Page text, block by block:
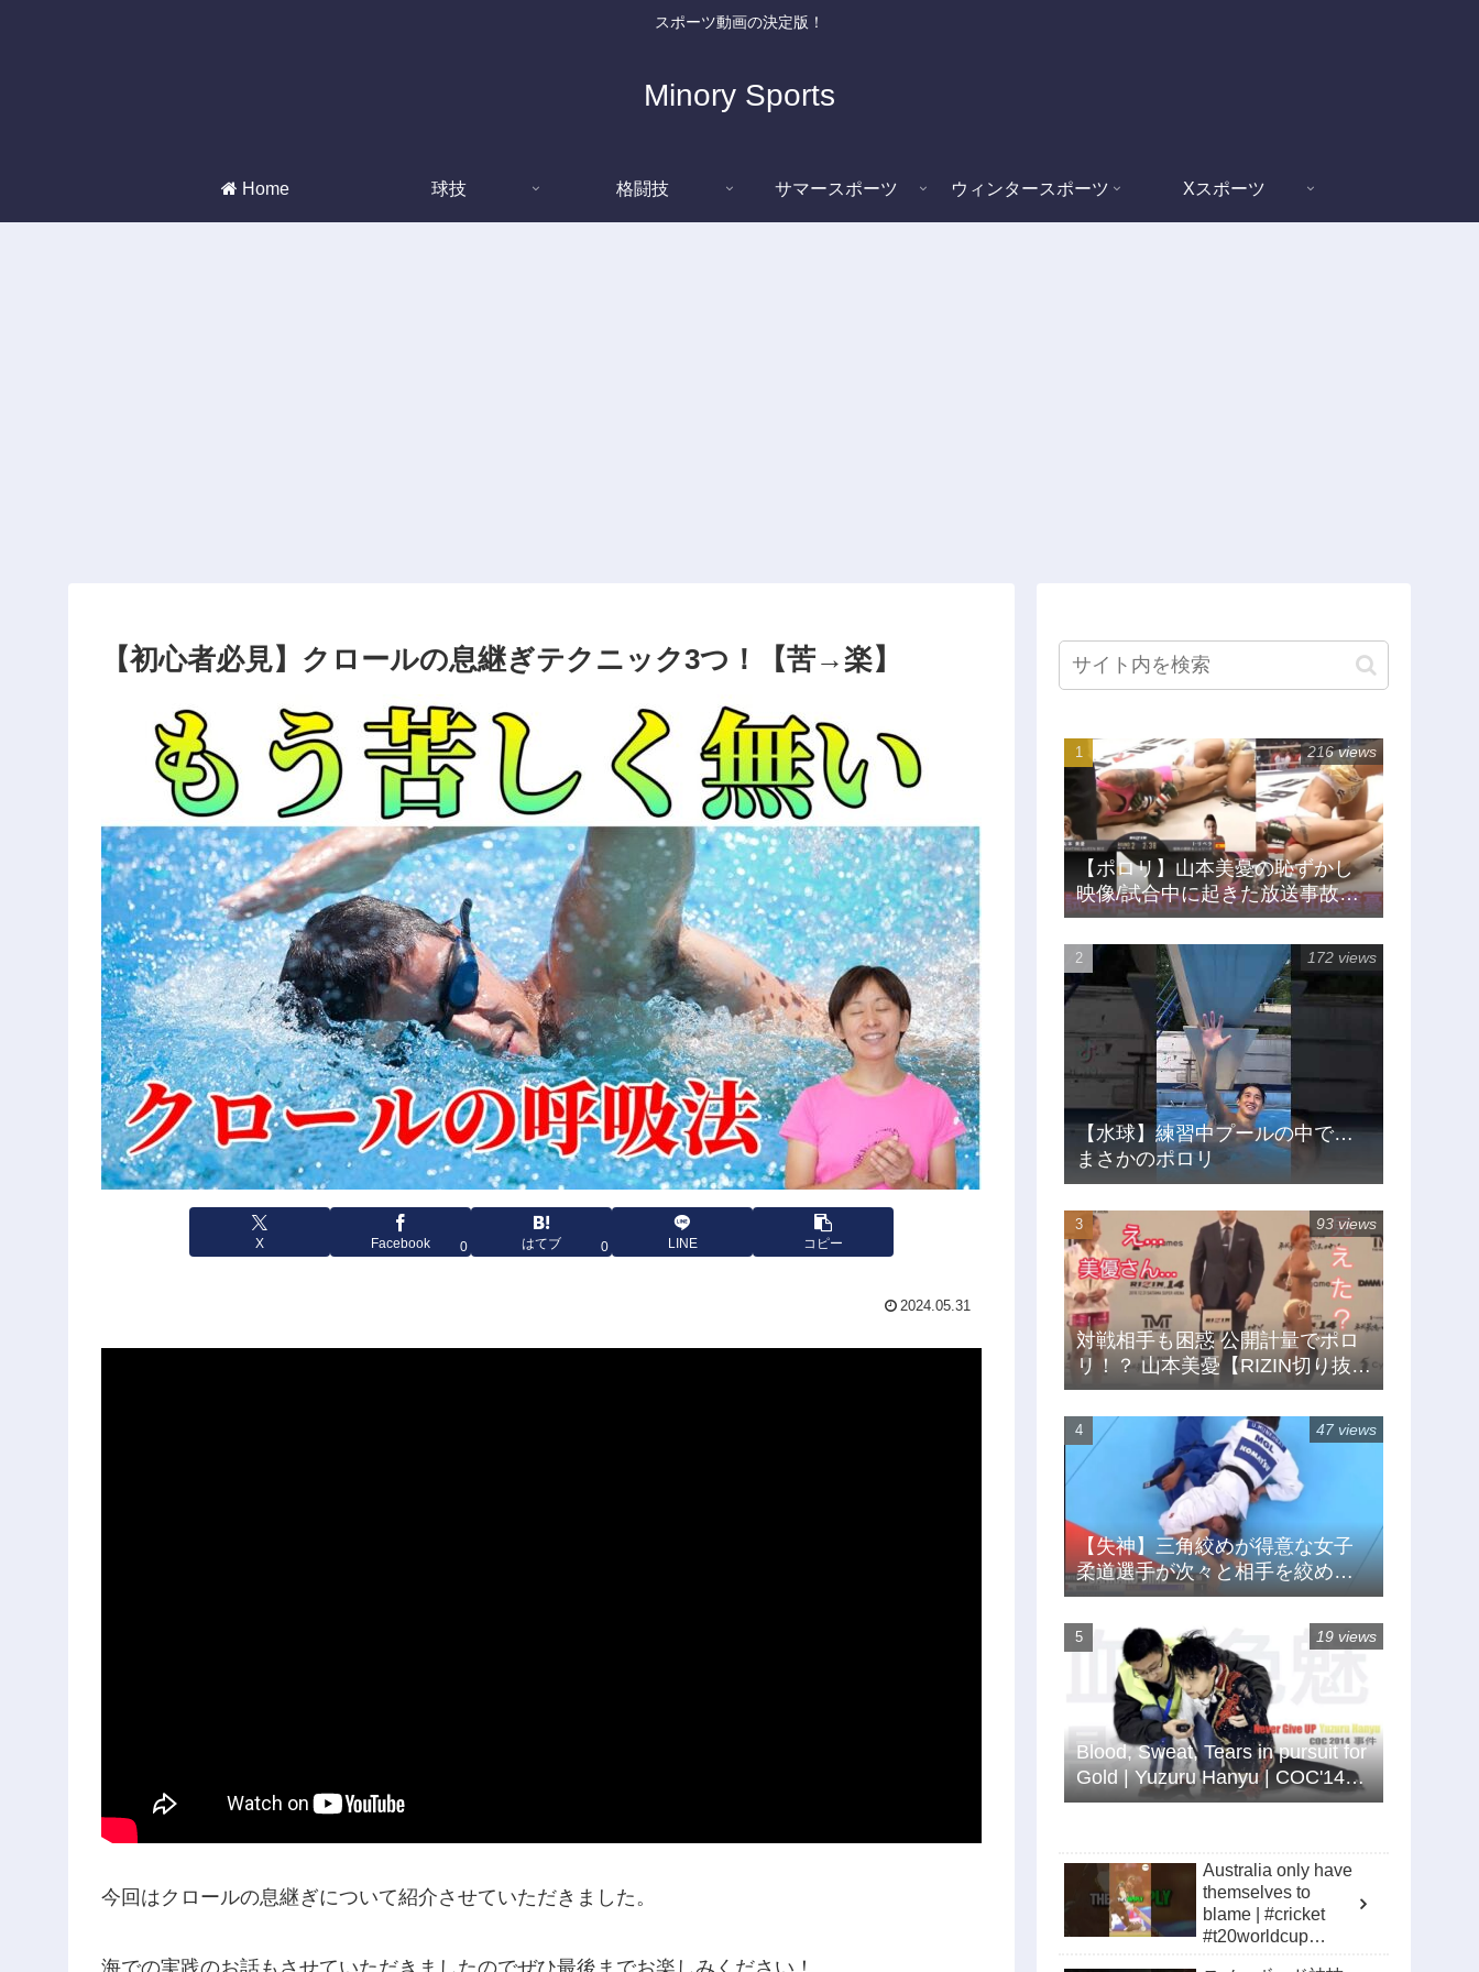
スポーツ動画の決定版！
Minory Sports
Home 球技 格闘技 サマースポーツ ウィンタースポーツ Xスポーツ
【初心者必見】クロールの息継ぎテクニック3つ！【苦→楽】
X Facebook 0 はてブ 0 LINE コピー
2024.05.31
今回はクロールの息継ぎについて紹介させていただきました。
【ポロリ】山本美憂の恥ずかし
映像/試合中に起きた放送事故
【RIZIN/MMA/総合格闘技】
216 views
【水球】練習中プールの中で…
まさかのポロリ
172 views
対戦相手も困惑 公開計量でポロ
リ！？ 山本美憂【RIZIN切り抜
き】
93 views
【失神】三角絞めが得意な女子
柔道選手が次々と相手を絞め落
とす
47 views
Blood, Sweat, Tears in pursuit for
Gold | Yuzuru Hanyu | COC'14
Crash Full Documentary
19 views
Australia only have
themselves to
blame | #cricket
#t20worldcup